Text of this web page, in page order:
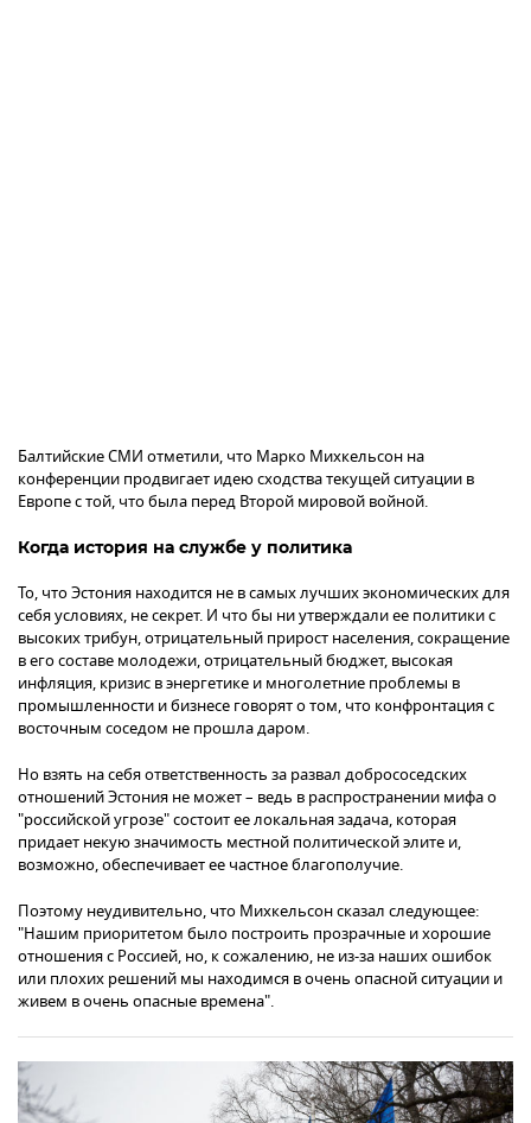
Балтийские СМИ отметили, что Марко Михкельсон на
конференции продвигает идею сходства текущей ситуации в
Европе с той, что была перед Второй мировой войной.
Когда история на службе у политика
То, что Эстония находится не в самых лучших экономических для
себя условиях, не секрет. И что бы ни утверждали ее политики с
высоких трибун, отрицательный прирост населения, сокращение
в его составе молодежи, отрицательный бюджет, высокая
инфляция, кризис в энергетике и многолетние проблемы в
промышленности и бизнесе говорят о том, что конфронтация с
восточным соседом не прошла даром.
Но взять на себя ответственность за развал добрососедских
отношений Эстония не может – ведь в распространении мифа о
"российской угрозе" состоит ее локальная задача, которая
придает некую значимость местной политической элите и,
возможно, обеспечивает ее частное благополучие.
Поэтому неудивительно, что Михкельсон сказал следующее:
"Нашим приоритетом было построить прозрачные и хорошие
отношения с Россией, но, к сожалению, не из-за наших ошибок
или плохих решений мы находимся в очень опасной ситуации и
живем в очень опасные времена".